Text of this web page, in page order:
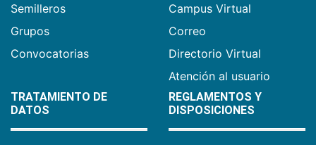
Semilleros
Grupos
Convocatorias
Campus Virtual
Correo
Directorio Virtual
Atención al usuario
TRATAMIENTO DE
DATOS
REGLAMENTOS Y
DISPOSICIONES